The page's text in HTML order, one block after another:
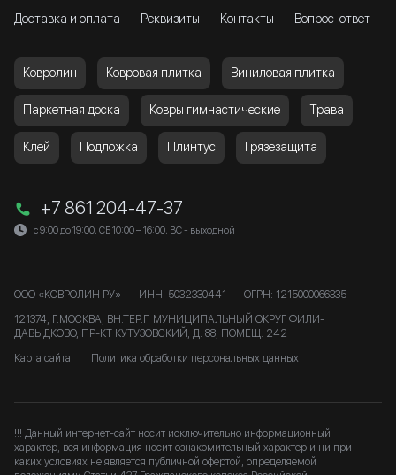
Доставка и оплата Реквизиты Контакты Вопрос-ответ
Ковролин Ковровая плитка Виниловая плитка
Паркетная доска Ковры гимнастические Трава
Клей Подложка Плинтус Грязезащита
+7 861 204-47-37
с 9:00 до 19:00, СБ 10:00 – 16:00, ВС - выходной
ООО «КОВРОЛИН РУ» ИНН: 5032330441
ОГРН: 1215000066335
121374, Г.МОСКВА, ВН.ТЕР.Г. МУНИЦИПАЛЬНЫЙ ОКРУГ ФИЛИ-
ДАВЫДКОВО, ПР-КТ КУТУЗОВСКИЙ, Д. 88, ПОМЕЩ. 242
Карта сайта
Политика обработки персональных данных
!!! Данный интернет-сайт носит исключительно информационный
характер, вся информация носит ознакомительный характер и ни при
каких условиях не является публичной офертой, определяемой